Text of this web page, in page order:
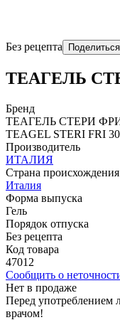
Без рецепта Поделиться
ТЕАГЕЛЬ
Бренд
ТЕАГЕЛЬ СТЕРИ ФРИ
TЕAGЕL STЕRI FRI
Производитель
ИТАЛИЯ
Страна происхождения
Италия
Форма выпуска
Гель
Порядок отпуска
Без рецепта
Код товара
47012
Сообщить о
Нет в продаже
Перед употреблением
врачом!